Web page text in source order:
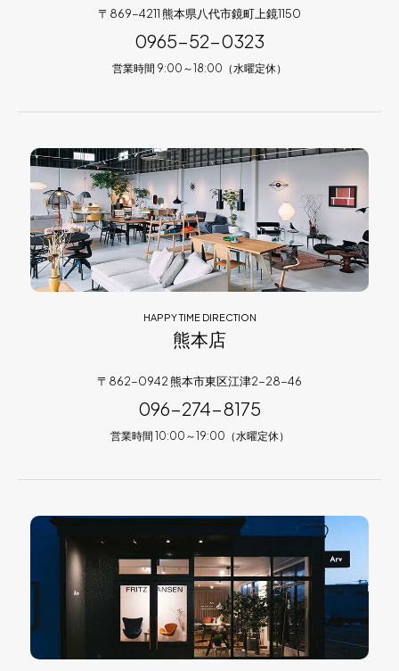
〒869-4211 熊本県八代市鏡町上鏡1150
0965-52-0323
営業時間 9:00～18:00（水曜定休）
HAPPY TIME DIRECTION
熊本店
〒862-0942 熊本市東区江津2-28-46
096-274-8175
営業時間 10:00～19:00（水曜定休）